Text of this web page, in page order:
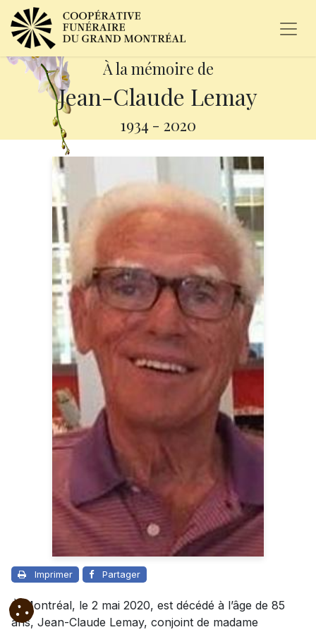
À la mémoire de
Jean-Claude Lemay
1934 - 2020
Imprimer Partager
À Montréal, le 2 mai 2020, est décédé à l’âge de 85
ans, Jean-Claude Lemay, conjoint de madame